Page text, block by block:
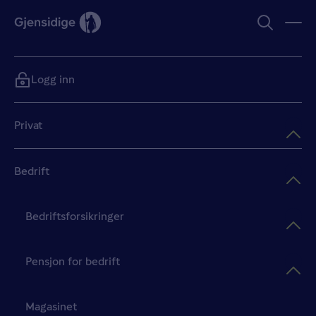
Privat
Bedrift
Bedriftsforsikringer
Pensjon for bedrift
Magasinet
Logg inn